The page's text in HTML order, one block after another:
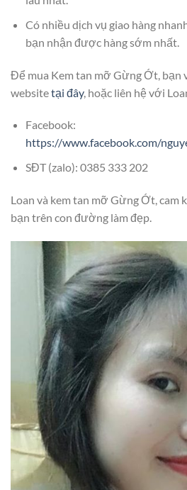
Có nhiều dịch vụ giao hàng
bạn nhận được hàng sớm nhất.
Để mua Kem tan mỡ Gừng Ớt, bạn
websitetại đây, hoặc liên hệ với
Facebook:
https://www.facebook.com/
SĐT (zalo): 0385 333 202
Loan và kem tan mỡ Gừng Ớt, cam
bạn trên con đường làm đẹp.